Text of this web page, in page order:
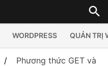
WORDPRESS QUẢN TRỊ
Phương thức GET và